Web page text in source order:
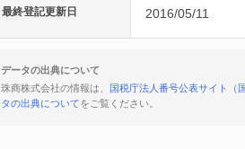
最終登記更新日 2016/05/11
データの出典について
珠商株式会社の情報は、
国税庁法人番号公表サイト（
タの出典についてをご覧ください。